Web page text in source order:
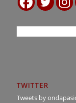
TWITTER
Tweets by